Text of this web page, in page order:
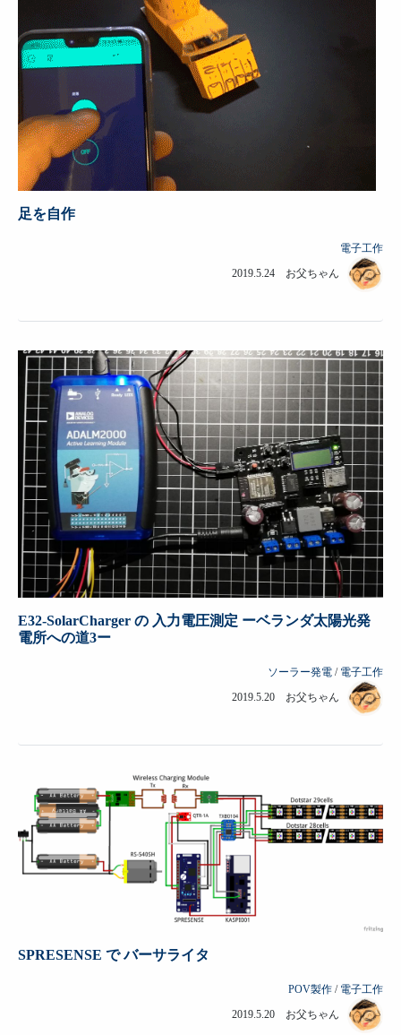
足を自作
電子工作
2019.5.24 お父ちゃん
E32-SolarCharger の 入力電圧測定 ーベランダ太陽光発
電所への道3ー
ソーラー発電 / 電子工作
2019.5.20 お父ちゃん
SPRESENSE で バーサライタ
POV製作 / 電子工作
2019.5.20 お父ちゃん